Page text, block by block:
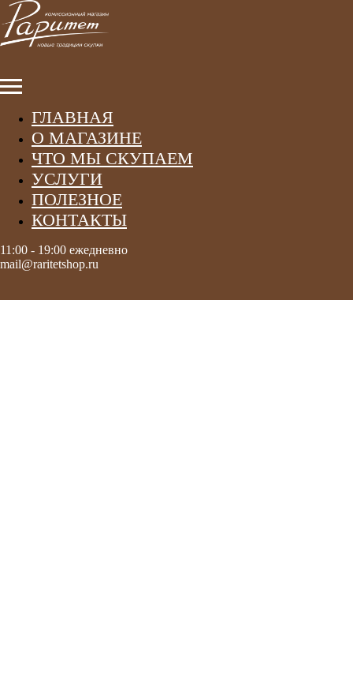
ГЛАВНАЯ
О МАГАЗИНЕ
ЧТО МЫ СКУПАЕМ
УСЛУГИ
ПОЛЕЗНОЕ
КОНТАКТЫ
11:00 - 19:00 ежедневно
mail@raritetshop.ru